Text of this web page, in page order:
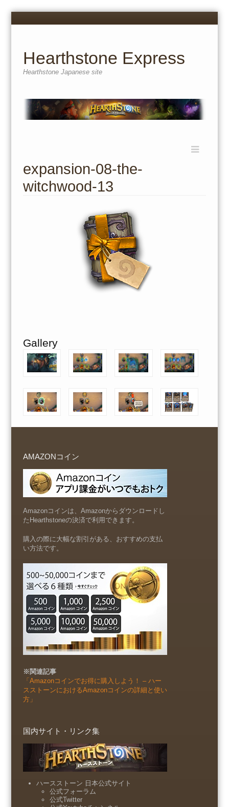
Menu
Hearthstone Express
Hearthstone Japanese site
content
expansion-08-the-
witchwood-13
Gallery
AMAZONコイン
Amazonコインは、Amazonからダウンロードし
たHearthstoneの決済で利用できます。
購入の際に大幅な割引がある、おすすめの支払
い方法です。
※関連記事
「Amazonコインでお得に購入しよう！ – ハー
スストーンにおけるAmazonコインの詳細と使い
方」
国内サイト・リンク集
ハースストーン 日本公式サイト
公式フォーラム
公式Twitter